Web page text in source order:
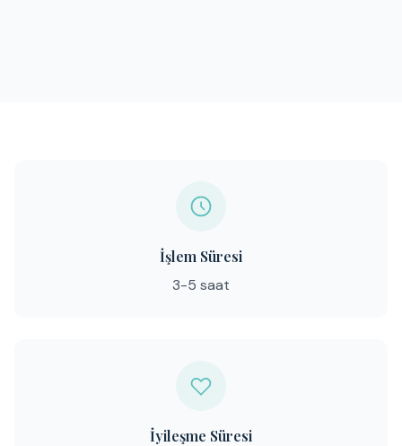
İşlem Süresi
3-5 saat
İyileşme Süresi